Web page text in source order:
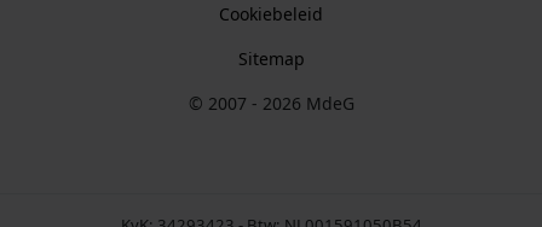
Cookiebeleid
Sitemap
© 2007 - 2026 MdeG